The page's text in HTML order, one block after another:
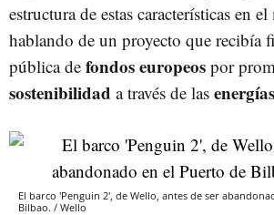
estructura de estas características en
hablando de un proyecto que recibía
pública de fondos europeos por
sostenibilidad a través de las
El barco 'Penguin 2', de Wello, antes de ser
Bilbao. / Wello